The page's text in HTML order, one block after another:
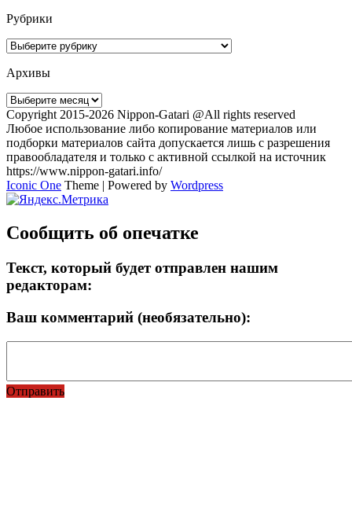
Рубрики
Рубрики
Архивы
Архивы
Copyright 2015-2026 Nippon-Gatari @All rights reserved
Любое использование либо копирование материалов или
подборки материалов сайта допускается лишь с разрешения
правообладателя и только с активной ссылкой на источник
https://www.nippon-gatari.info/
Iconic One Theme | Powered by Wordpress
Сообщить об опечатке
Текст, который будет отправлен нашим
редакторам:
Ваш комментарий (необязательно):
Отправить